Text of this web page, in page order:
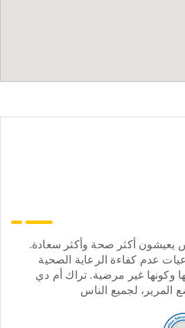
يعيشون أكثر صحة وأكثر سعادة.
عدم كفاءة الرعاية الصحية
وكونها غير مرضية. تراك أم دي
لجميع الناس